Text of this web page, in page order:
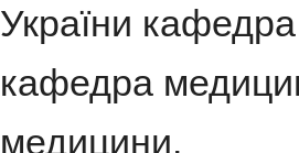
України
кафедра
медицини.